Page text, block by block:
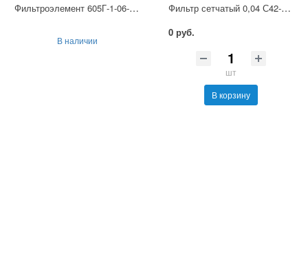
Фильтроэлемент 605Г-1-06-М-14
В наличии
Фильтр сетчатый 0,04 С42-54А УХЛ4
0 руб.
шт
В корзину